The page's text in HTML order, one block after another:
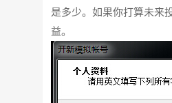
是多少。如果你打算未来
益。